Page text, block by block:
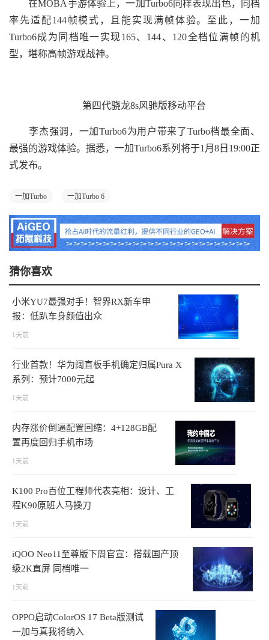
在MOBA手游体验上，一加Turbo6同样表现出色，同档
率先适配144帧模式，且能实现满帧体验。至此，一加
Turbo6成为同档唯一实现165、144、120全档位满帧的机
型，堪称高帧游戏战神。
第四代骁龙8s风驰版移动平台
李杰强调，一加Turbo6为用户带来了Turbo档最全面、
最强的游戏体验。据悉，一加Turbo6系列将于1月8日19:00正
式发布。
一加Turbo 一加Turbo 6
猜你喜欢
小米YU7最强对手！智界RX新车申
报：低趴车身颜值出众
1天前
行业首款！华为阔直板手机确定归属Pura X
系列：预计7000元起
1天前
内存涨价倒逼配置回缩：4+128GB配
置再度回归手机市场
1天前
K100 Pro百位工程师代表亮相：设计、工
程K90原班人马操刀
1天前
iQOO Neo11至尊版下周官宣：搭载国产顶
级2K直屏 同档唯一
1天前
OPPO启动ColorOS 17 Beta版测试
一加与真我将纳入